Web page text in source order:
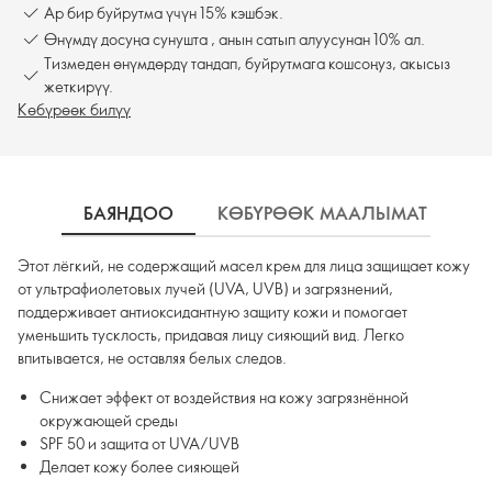
Ар бир буйрутма үчүн 15% кэшбэк.
Өнүмдү досуңа сунушта , анын сатып алуусунан 10% ал.
Тизмеден өнүмдөрдү тандап, буйрутмага кошсоңуз, акысыз
жеткирүү.
Көбүрөөк билүү
БАЯНДОО КӨБҮРӨӨК МААЛЫМАТ
Этот лёгкий, не содержащий масел крем для лица защищает кожу
от ультрафиолетовых лучей (UVA, UVB) и загрязнений,
поддерживает антиоксидантную защиту кожи и помогает
уменьшить тусклость, придавая лицу сияющий вид. Легко
впитывается, не оставляя белых следов.
Снижает эффект от воздействия на кожу загрязнённой
окружающей среды
SPF 50 и защита от UVA/UVB
Делает кожу более сияющей